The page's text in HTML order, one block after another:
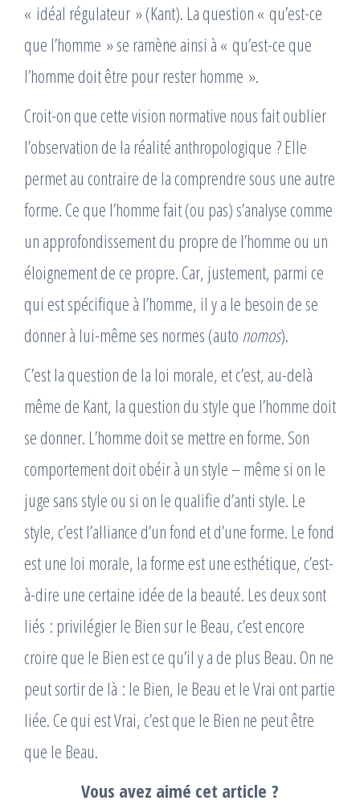
« idéal régulateur » (Kant). La question « qu’est-ce
que l’homme » se ramène ainsi à « qu’est-ce que
l’homme doit être pour rester homme ».
Croit-on que cette vision normative nous fait oublier
l’observation de la réalité anthropologique ? Elle
permet au contraire de la comprendre sous une autre
forme. Ce que l’homme fait (ou pas) s’analyse comme
un approfondissement du propre de l’homme ou un
éloignement de ce propre. Car, justement, parmi ce
qui est spécifique à l’homme, il y a le besoin de se
donner à lui-même ses normes (auto nomos).
C’est la question de la loi morale, et c’est, au-delà
même de Kant, la question du style que l’homme doit
se donner. L’homme doit se mettre en forme. Son
comportement doit obéir à un style – même si on le
juge sans style ou si on le qualifie d’anti style. Le
style, c’est l’alliance d’un fond et d’une forme. Le fond
est une loi morale, la forme est une esthétique, c’est-
à-dire une certaine idée de la beauté. Les deux sont
liés : privilégier le Bien sur le Beau, c’est encore
croire que le Bien est ce qu’il y a de plus Beau. On ne
peut sortir de là : le Bien, le Beau et le Vrai ont partie
liée. Ce qui est Vrai, c’est que le Bien ne peut être
que le Beau.
Vous avez aimé cet article ?